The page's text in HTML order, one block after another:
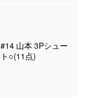
#14 山本 3Pシュー
ト○(11点)